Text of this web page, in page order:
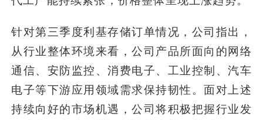
针对第三季度利基存储订单情况，公司指出，
从行业整体环境来看，公司产品所面向的网络
通信、安防监控、消费电子、工业控制、汽车
电子等下游应用领域需求保持韧性。面对上述
持续向好的市场机遇，公司将积极把握行业发